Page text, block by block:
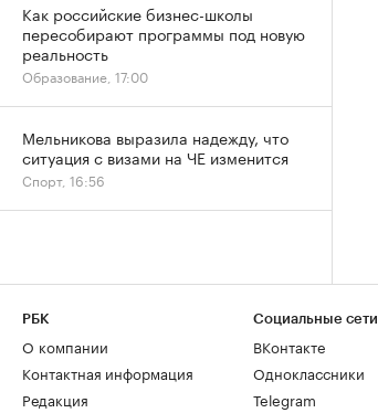
Как российские бизнес-школы
пересобирают программы под новую
реальность
Образование, 17:00
Мельникова выразила надежду, что
ситуация с визами на ЧЕ изменится
Спорт, 16:56
РБК
О компании
Контактная информация
Редакция
Социальные сети
ВКонтакте
Одноклассники
Telegram